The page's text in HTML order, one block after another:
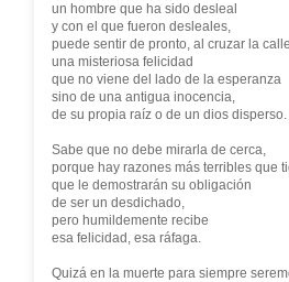
un hombre que ha sido desleal
y con el que fueron desleales,
puede sentir de pronto, al cruzar la
una misteriosa felicidad
que no viene del lado de la esperanza
sino de una antigua inocencia,
de su propia raíz o de un dios disperso.
Sabe que no debe mirarla de cerca,
porque hay razones más terribles que
que le demostrarán su obligación
de ser un desdichado,
pero humildemente recibe
esa felicidad, esa ráfaga.
Quizá en la muerte para siempre